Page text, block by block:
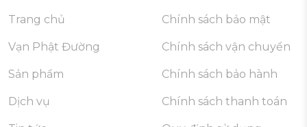
Trang chủ
Vạn Phật Đường
Sản phẩm
Dịch vụ
Chính sách bảo mật
Chính sách vận chuyển
Chính sách bảo hành
Chính sách thanh toán